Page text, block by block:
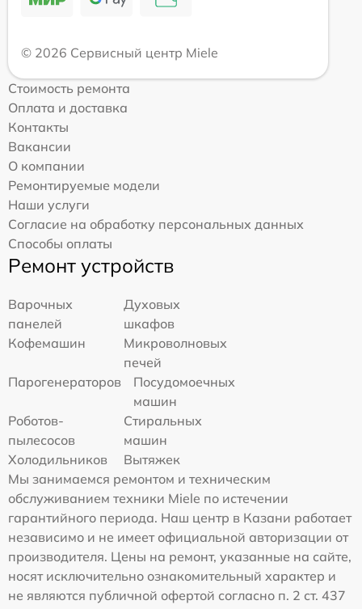
© 2026 Сервисный центр Miele
Стоимость ремонта
Оплата и доставка
Контакты
Вакансии
О компании
Ремонтируемые модели
Наши услуги
Согласие на обработку персональных данных
Способы оплаты
Ремонт устройств
Варочных
панелей
Духовых
шкафов
Кофемашин
Микроволновых
печей
Парогенераторов
Посудомоечных
машин
Роботов-
пылесосов
Стиральных
машин
Холодильников
Вытяжек
Мы занимаемся ремонтом и техническим
обслуживанием техники Miele по истечении
гарантийного периода. Наш центр в Казани работает
независимо и не имеет официальной авторизации от
производителя. Цены на ремонт, указанные на сайте,
носят исключительно ознакомительный характер и
не являются публичной офертой согласно п. 2 ст. 437